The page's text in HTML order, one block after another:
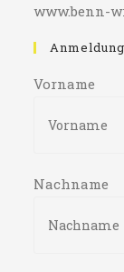
www.benn-
Vorname
Nachname